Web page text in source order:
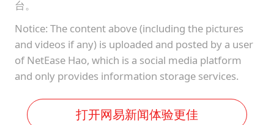
台。
Notice: The content above (including the pictures
and videos if any) is uploaded and posted by a user
of NetEase Hao, which is a social media platform
and only provides information storage services.
打开网易新闻体验更佳